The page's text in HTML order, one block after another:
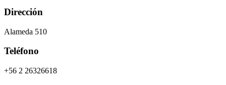
Dirección
Alameda 510
Teléfono
+56 2 26326618